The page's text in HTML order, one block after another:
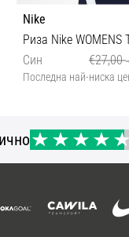
Nike
Син
€27,00
Последна най-ниска